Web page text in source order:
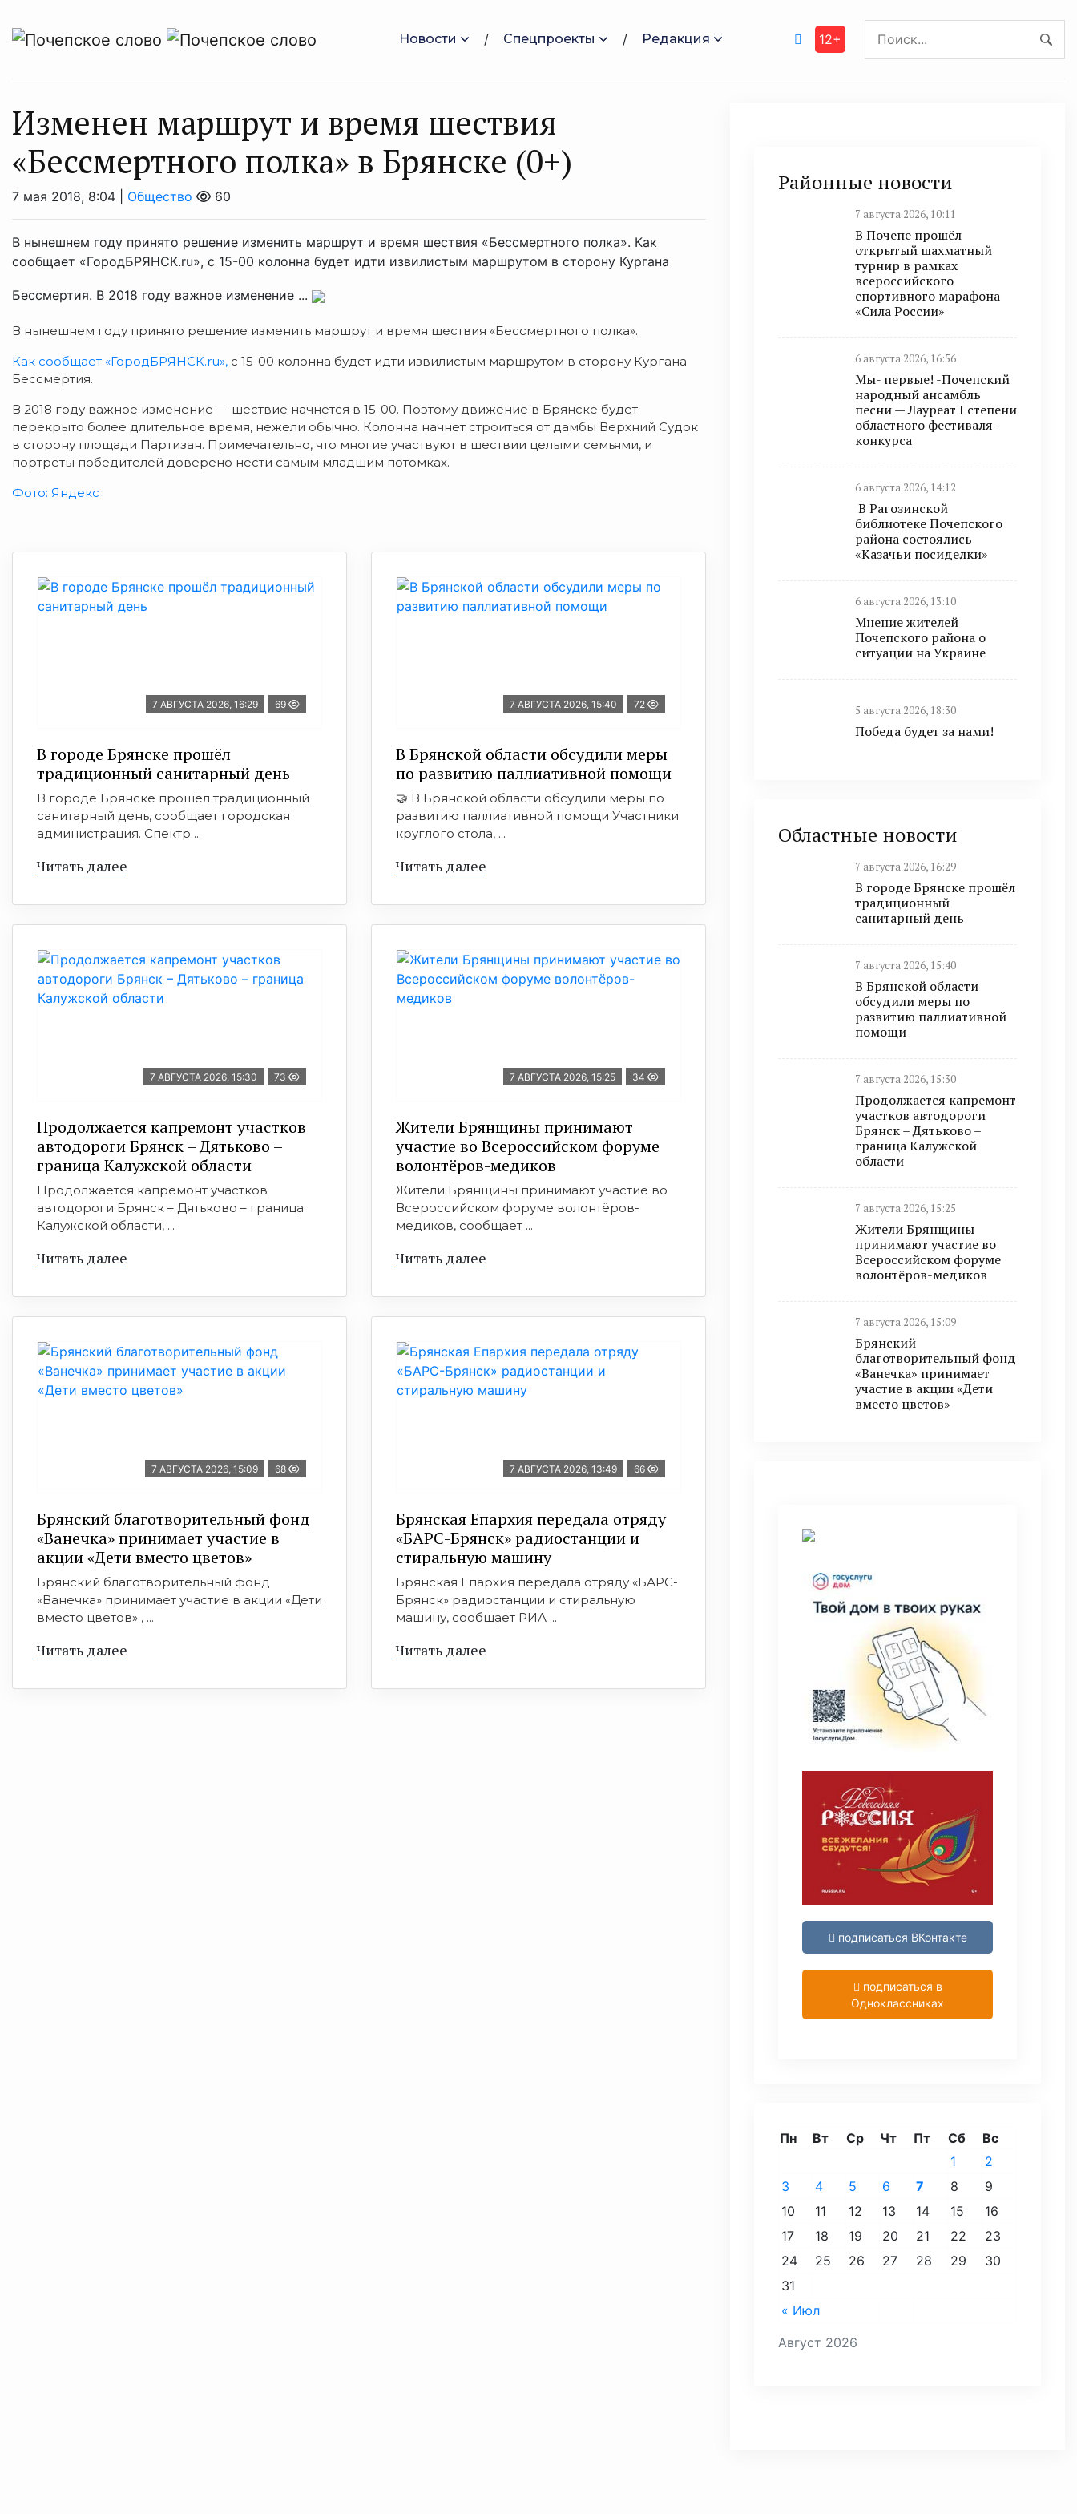
Новости Спецпроекты Редакция 12+
Изменен маршрут и время шествия
«Бессмертного полка» в Брянске (0+)
7 мая 2018, 8:04 | Общество 60
В нынешнем году принято решение изменить маршрут и время шествия «Бессмертного полка». Как
сообщает «ГородБРЯНСК.ru», с 15-00 колонна будет идти извилистым маршрутом в сторону Кургана
Бессмертия. В 2018 году важное изменение ...
В нынешнем году принято решение изменить маршрут и время шествия «Бессмертного полка».
Как сообщает «ГородБРЯНСК.ru», с 15-00 колонна будет идти извилистым маршрутом в сторону Кургана
Бессмертия.
В 2018 году важное изменение — шествие начнется в 15-00. Поэтому движение в Брянске будет
перекрыто более длительное время, нежели обычно. Колонна начнет строиться от дамбы Верхний Судок
в сторону площади Партизан. Примечательно, что многие участвуют в шествии целыми семьями, и
портреты победителей доверено нести самым младшим потомках.
Фото: Яндекс
7 АВГУСТА 2026, 16:29 69
В городе Брянске прошёл
традиционный санитарный день
В городе Брянске прошёл традиционный
санитарный день, сообщает городская
администрация. Спектр ...
Читать далее
7 АВГУСТА 2026, 15:40 72
В Брянской области обсудили меры
по развитию паллиативной помощи
🤝 В Брянской области обсудили меры по
развитию паллиативной помощи Участники
круглого стола, ...
Читать далее
7 АВГУСТА 2026, 15:30 73
Продолжается капремонт участков
автодороги Брянск – Дятьково –
граница Калужской области
Продолжается капремонт участков
автодороги Брянск – Дятьково – граница
Калужской области, ...
Читать далее
7 АВГУСТА 2026, 15:25 34
Жители Брянщины принимают
участие во Всероссийском форуме
волонтёров-медиков
Жители Брянщины принимают участие во
Всероссийском форуме волонтёров-
медиков, сообщает ...
Читать далее
7 АВГУСТА 2026, 15:09 68
Брянский благотворительный фонд
«Ванечка» принимает участие в
акции «Дети вместо цветов»
Брянский благотворительный фонд
«Ванечка» принимает участие в акции «Дети
вместо цветов» , ...
Читать далее
7 АВГУСТА 2026, 13:49 66
Брянская Епархия передала отряду
«БАРС-Брянск» радиостанции и
стиральную машину
Брянская Епархия передала отряду «БАРС-
Брянск» радиостанции и стиральную
машину, сообщает РИА ...
Читать далее
Районные новости
7 августа 2026, 10:11
В Почепе прошёл
открытый шахматный
турнир в рамках
всероссийского
спортивного марафона
«Сила России»
6 августа 2026, 16:56
Мы- первые! -Почепский
народный ансамбль
песни — Лауреат I степени
областного фестиваля-
конкурса
6 августа 2026, 14:12
В Рагозинской
библиотеке Почепского
района состоялись
«Казачьи посиделки»
6 августа 2026, 13:10
Мнение жителей
Почепского района о
ситуации на Украине
5 августа 2026, 18:30
Победа будет за нами!
Областные новости
7 августа 2026, 16:29
В городе Брянске прошёл
традиционный
санитарный день
7 августа 2026, 15:40
В Брянской области
обсудили меры по
развитию паллиативной
помощи
7 августа 2026, 15:30
Продолжается капремонт
участков автодороги
Брянск – Дятьково –
граница Калужской
области
7 августа 2026, 15:25
Жители Брянщины
принимают участие во
Всероссийском форуме
волонтёров-медиков
7 августа 2026, 15:09
Брянский
благотворительный фонд
«Ванечка» принимает
участие в акции «Дети
вместо цветов»
подписаться ВКонтакте
подписаться в
Одноклассниках
Август 2026
Пн Вт Ср Чт Пт Сб Вс
« Июл
1
2
3
4 5 6 7 8
9
10
11 12 13 14 15
16
17
18 19 20 21 22
23
24
25 26 27 28 29
30
31